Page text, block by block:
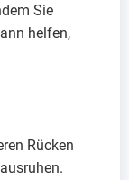
Sie
helfen,
Rücken